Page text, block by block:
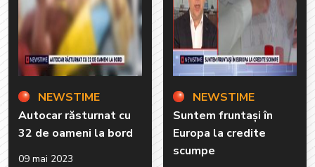
NEWSTIME
Autocar răsturnat cu
32 de oameni la bord
09 mai 2023
NEWSTIME
Suntem fruntași în
Europa la credite
scumpe